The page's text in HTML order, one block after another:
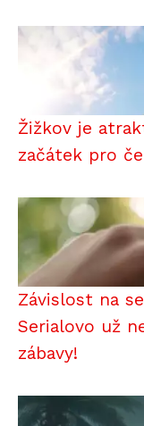
Žižkov je
začátek pro
Závislost na
Serialovo už
zábavy!